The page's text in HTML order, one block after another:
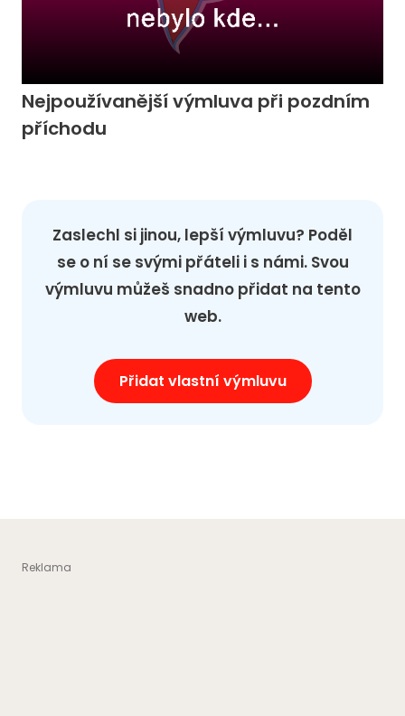
Nejpoužívanější výmluva při pozdním
příchodu
Zaslechl si jinou, lepší výmluvu? Poděl
se o ní se svými přáteli i s námi. Svou
výmluvu můžeš snadno přidat na tento
web.
Přidat vlastní výmluvu